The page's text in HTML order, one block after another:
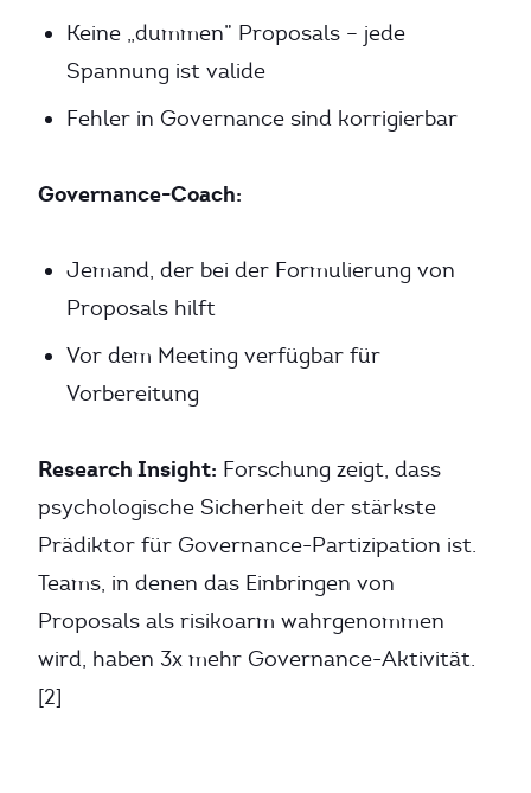
Keine „dummen” Proposals – jede
Spannung ist valide
Fehler in Governance sind korrigierbar
Governance-Coach:
Jemand, der bei der Formulierung von
Proposals hilft
Vor dem Meeting verfügbar für
Vorbereitung
Research Insight: Forschung zeigt, dass
psychologische Sicherheit der stärkste
Prädiktor für Governance-Partizipation ist.
Teams, in denen das Einbringen von
Proposals als risikoarm wahrgenommen
wird, haben 3x mehr Governance-Aktivität.
[2]